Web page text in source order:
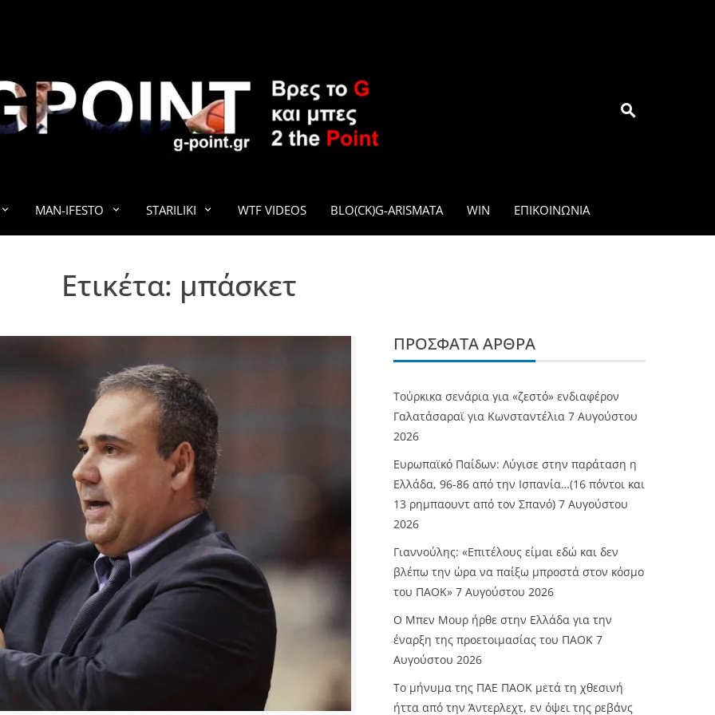
G-POINT.GR
MAN-IFESTO STARILIKI WTF VIDEOS BLO(CK)G-ARISMATA WIN ΕΠΙΚΟΙΝΩΝΊΑ
Ετικέτα: μπάσκετ
ΠΡΌΣΦΑΤΑ ΆΡΘΡΑ
Τούρκικα σενάρια για «ζεστό» ενδιαφέρον
Γαλατάσαραϊ για Κωνσταντέλια 7 Αυγούστου
2026
Ευρωπαϊκό Παίδων: Λύγισε στην παράταση η
Ελλάδα, 96-86 από την Ισπανία…(16 πόντοι και
13 ρημπαουντ από τον Σπανό) 7 Αυγούστου
2026
Γιαννούλης: «Επιτέλους είμαι εδώ και δεν
βλέπω την ώρα να παίξω μπροστά στον κόσμο
του ΠΑΟΚ» 7 Αυγούστου 2026
O Mπεν Μουρ ήρθε στην Ελλάδα για την
έναρξη της προετοιμασίας του ΠΑΟΚ 7
Αυγούστου 2026
Το μήνυμα της ΠΑΕ ΠΑΟΚ μετά τη χθεσινή
ήττα από την Άντερλεχτ, εν όψει της ρεβάνς